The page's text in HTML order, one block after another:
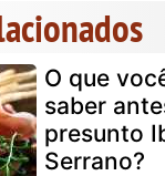
O que
saber
presunto
Serrano?